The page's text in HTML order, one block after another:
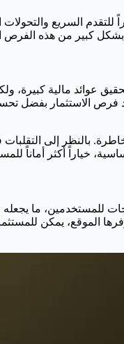
للتقدم السريع
عوائد مالية كبيرة،
فرص الاستثمار بفضل
بالنظر إلى
الموقع، يمكن